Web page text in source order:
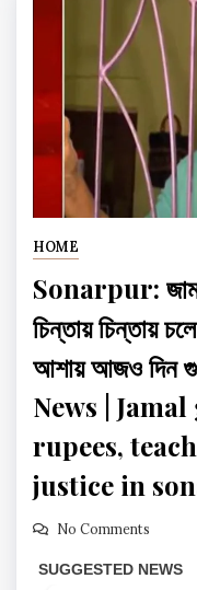
HOME
Sonarpur:
চিন্তায় চিন্তায়
আশায় আজও দিন
News |
rupees,
justice in
No Comments